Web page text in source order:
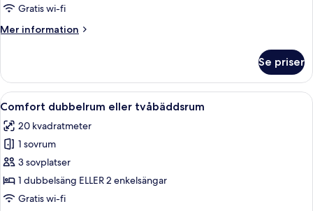
Gratis wi-fi
Mer information
Mer
Se priser
Öppna
alla
foton
för
Comfort
dubbelrum
eller
Ett hotellrum med två sängar, en
5
Comfort dubbelrum eller tvåbäddsrum
20 kvadratmeter
1 sovrum
3 sovplatser
1 dubbelsäng ELLER 2 enkelsängar
Gratis wi-fi